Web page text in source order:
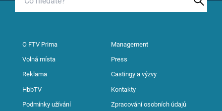
O FTV Prima Management
Volná místa Press
Reklama Castingy a výzvy
HbbTV Kontakty
Podmínky užívání Zpracování osobních údajů